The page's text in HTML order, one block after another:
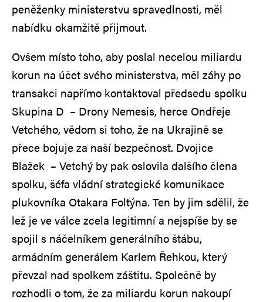
peněženky ministerstvu spravedlnosti, měl
nabídku okamžitě přijmout.
Ovšem místo toho, aby poslal necelou miliardu
korun na účet svého ministerstva, měl záhy po
transakci napřímo kontaktoval předsedu spolku
Skupina D – Drony Nemesis, herce Ondřeje
Vetchého, vědom si toho, že na Ukrajině se
přece bojuje za naší bezpečnost. Dvojice
Blažek – Vetchý by pak oslovila dalšího člena
spolku, šéfa vládní strategické komunikace
plukovníka Otakara Foltýna. Ten by jim sdělil, že
lež je ve válce zcela legitimní a nejspíše by se
spojil s náčelníkem generálního štábu,
armádním generálem Karlem Řehkou, který
převzal nad spolkem záštitu. Společně by
rozhodli o tom, že za miliardu korun nakoupí